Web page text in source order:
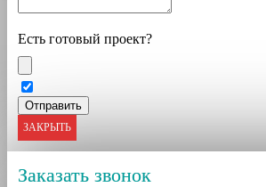
Есть готовый проект?
ЗАКРЫТЬ
Заказать звонок